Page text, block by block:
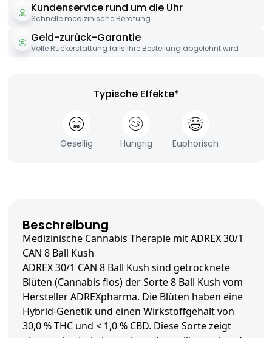
Kundenservice rund um die Uhr
Schnelle medizinische Beratung
Geld-zurück-Garantie
Volle Rückerstattung falls Ihre Bestellung abgelehnt wird
Typische Effekte*
Gesellig Hungrig Euphorisch
Beschreibung
Medizinische Cannabis Therapie mit ADREX 30/1
CAN 8 Ball Kush
ADREX 30/1 CAN 8 Ball Kush sind getrocknete
Blüten (Cannabis flos) der Sorte 8 Ball Kush vom
Hersteller ADREXpharma. Die Blüten haben eine
Hybrid-Genetik und einen Wirkstoffgehalt von
30,0 % THC und < 1,0 % CBD. Diese Sorte zeigt